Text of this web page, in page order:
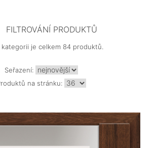
FILTROVÁNÍ PRODUKTŮ
je celkem 84 produktů.
Seřazení:
na stránku: